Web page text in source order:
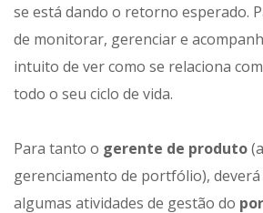
se está dando o retorno esperado.
de monitorar, gerenciar e
intuito de ver como se relaciona
todo o seu ciclo de vida.
Para tanto o gerente de produto
gerenciamento de portfólio),
algumas atividades de gestão do